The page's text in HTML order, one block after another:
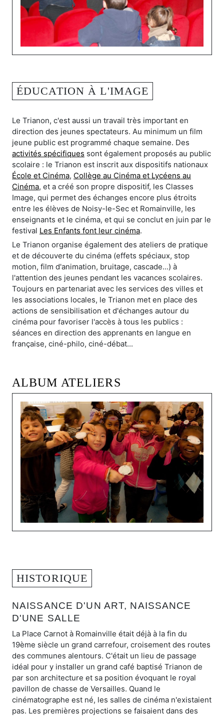
ÉDUCATION À L'IMAGE
Le Trianon, c'est aussi un travail très important en
direction des jeunes spectateurs. Au minimum un film
jeune public est programmé chaque semaine. Des
activités spécifiques sont également proposés au public
scolaire : le Trianon est inscrit aux dispositifs nationaux
École et Cinéma, Collège au Cinéma et Lycéens au
Cinéma, et a créé son propre dispositif, les Classes
Image, qui permet des échanges encore plus étroits
entre les élèves de Noisy-le-Sec et Romainville, les
enseignants et le cinéma, et qui se conclut en juin par le
festival Les Enfants font leur cinéma.
Le Trianon organise également des ateliers de pratique
et de découverte du cinéma (effets spéciaux, stop
motion, film d'animation, bruitage, cascade...) à
l'attention des jeunes pendant les vacances scolaires.
Toujours en partenariat avec les services des villes et
les associations locales, le Trianon met en place des
actions de sensibilisation et d'échanges autour du
cinéma pour favoriser l'accès à tous les publics :
séances en direction des apprenants en langue en
française, ciné-philo, ciné-débat...
ALBUM ATELIERS
HISTORIQUE
NAISSANCE D'UN ART, NAISSANCE
D'UNE SALLE
La Place Carnot à Romainville était déjà à la fin du
19ème siècle un grand carrefour, croisement des routes
des communes alentours. C'était un lieu de passage
idéal pour y installer un grand café baptisé Trianon de
par son architecture et sa position évoquant le royal
pavillon de chasse de Versailles. Quand le
cinématographe est né, les salles de cinéma n'existaient
pas. Les premières projections se faisaient dans des